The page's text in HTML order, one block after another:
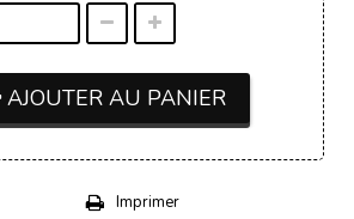
AJOUTER AU PANIER
Imprimer